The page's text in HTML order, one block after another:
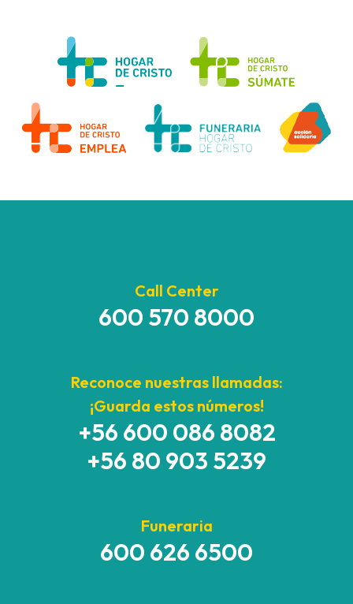
Call Center
600 570 8000
Reconoce nuestras llamadas:
¡Guarda estos números!
+56 600 086 8082
+56 80 903 5239
Funeraria
600 626 6500